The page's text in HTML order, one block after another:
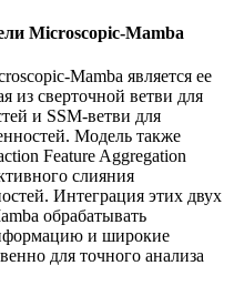
Microscopic-Mamba
Mamba является ее
из сверточной ветви для
и SSM-ветви для
Модель также
Feature Aggregation
слияния
Интеграция этих двух
обрабатывать
и широкие
для точного анализа